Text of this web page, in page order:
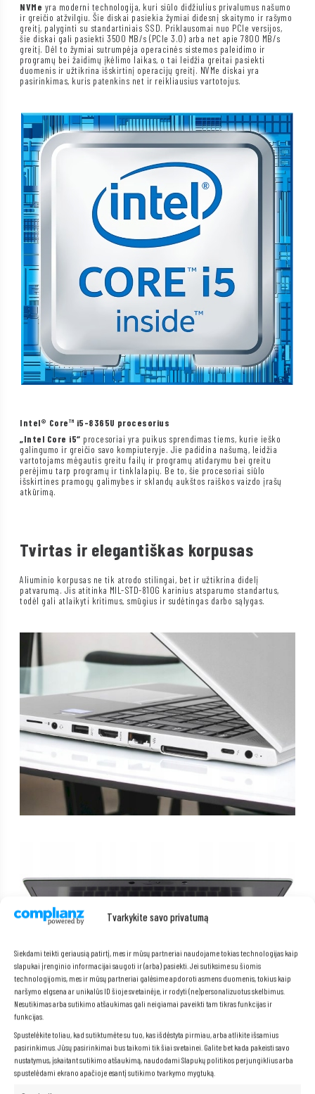
Tvarkykite savo privatumą
Siekdami teikti geriausią patirtį, mes ir mūsų partneriai naudojame tokias technologijas kaip
slapukai įrenginio informacijai saugoti ir (arba) pasiekti. Jei sutiksime su šiomis
technologijomis, mes ir mūsų partneriai galėsime apdoroti asmens duomenis, tokius kaip
naršymo elgsena ar unikalūs ID šioje svetainėje, ir rodyti (ne)personalizuotus skelbimus.
Nesutikimas arba sutikimo atšaukimas gali neigiamai paveikti tam tikras funkcijas ir
funkcijas.
Spustelėkite toliau, kad sutiktumėte su tuo, kas išdėstyta pirmiau, arba atlikite išsamius
pasirinkimus. Jūsų pasirinkimai bus taikomi tik šiai svetainei. Galite bet kada pakeisti savo
nustatymus, įskaitant sutikimo atšaukimą, naudodami Slapukų politikos perjungiklius arba
spustelėdami ekrano apačioje esantį sutikimo tvarkymo mygtuką.
NVMe yra moderni technologija, kuri siūlo didžiulius privalumus našumo
ir greičio atžvilgiu. Šie diskai pasiekia žymiai didesnį skaitymo ir rašymo
greitį, palyginti su standartiniais SSD. Priklausomai nuo PCIe versijos,
šie diskai gali pasiekti 3500 MB/s (PCIe 3.0) arba net apie 7800 MB/s
greitį. Dėl to žymiai sutrumpėja operacinės sistemos paleidimo ir
programų bei žaidimų įkėlimo laikas, o tai leidžia greitai pasiekti
duomenis ir užtikrina išskirtinį operacijų greitį. NVMe diskai yra
pasirinkimas, kuris patenkins net ir reikliausius vartotojus.
Intel® Core™ i5-8365U procesorius
„Intel Core i5“ procesoriai yra puikus sprendimas tiems, kurie ieško
galingumo ir greičio savo kompiuteryje. Jie padidina našumą, leidžia
vartotojams mėgautis greitu failų ir programų atidarymu bei greitu
perėjimu tarp programų ir tinklalapių. Be to, šie procesoriai siūlo
išskirtines pramogų galimybes ir sklandų aukštos raiškos vaizdo įrašų
atkūrimą.
Tvirtas ir elegantiškas korpusas
Aliuminio korpusas ne tik atrodo stilingai, bet ir užtikrina didelį
patvarumą. Jis atitinka MIL-STD-810G karinius atsparumo standartus,
todėl gali atlaikyti kritimus, smūgius ir sudėtingas darbo sąlygas.